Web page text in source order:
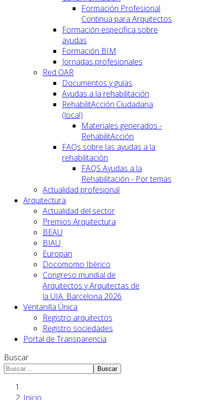
Formación Profesional
Continua para Arquitectos
Formación específica sobre
ayudas
Formación BIM
Jornadas profesionales
Red OAR
Documentos y guías
Ayudas a la rehabilitación
RehabilitAcción Ciudadana
(local)
Materiales generados -
RehabilitAcción
FAQs sobre las ayudas a la
rehabilitación
FAQS Ayudas a la
Rehabilitación - Por temas
Actualidad profesional
Arquitectura
Actualidad del sector
Premios Arquitectura
BEAU
BIAU
Europan
Docomomo Ibérico
Congreso mundial de
Arquitectos y Arquitectas de
la UIA. Barcelona 2026
Ventanilla Única
Registro arquitectos
Registro sociedades
Portal de Transparencia
Buscar
Buscar
Inicio